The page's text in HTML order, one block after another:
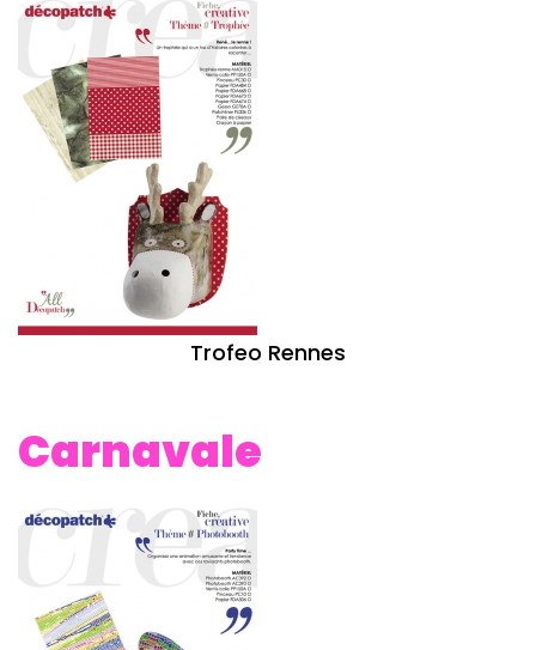
Trofeo Rennes
Carnavale